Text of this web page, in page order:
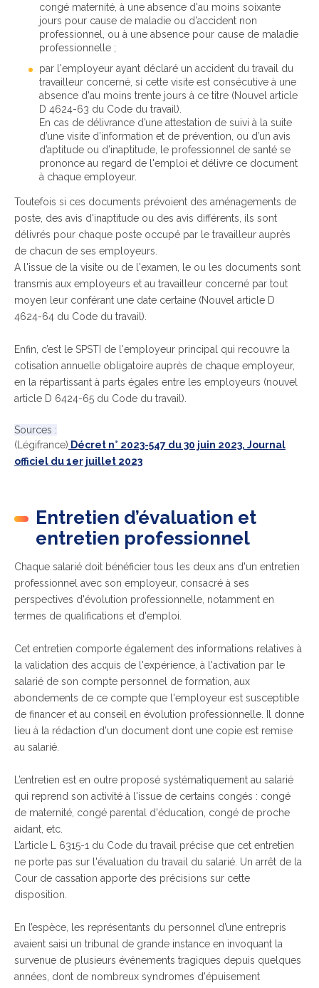
congé maternité, à une absence d'au moins soixante
jours pour cause de maladie ou d'accident non
professionnel, ou à une absence pour cause de maladie
professionnelle ;
par l'employeur ayant déclaré un accident du travail du
travailleur concerné, si cette visite est consécutive à une
absence d'au moins trente jours à ce titre (Nouvel article
D 4624-63 du Code du travail).
En cas de délivrance d’une attestation de suivi à la suite
d’une visite d’information et de prévention, ou d’un avis
d’aptitude ou d’inaptitude, le professionnel de santé se
prononce au regard de l'emploi et délivre ce document
à chaque employeur.
Toutefois si ces documents prévoient des aménagements de
poste, des avis d'inaptitude ou des avis différents, ils sont
délivrés pour chaque poste occupé par le travailleur auprès
de chacun de ses employeurs.
A l'issue de la visite ou de l'examen, le ou les documents sont
transmis aux employeurs et au travailleur concerné par tout
moyen leur conférant une date certaine (Nouvel article D
4624-64 du Code du travail).
Enfin, c’est le SPSTI de l'employeur principal qui recouvre la
cotisation annuelle obligatoire auprès de chaque employeur,
en la répartissant à parts égales entre les employeurs (nouvel
article D 6424-65 du Code du travail).
Sources :
(Légifrance) Décret n° 2023-547 du 30 juin 2023, Journal
officiel du 1er juillet 2023
Entretien d’évaluation et
entretien professionnel
Chaque salarié doit bénéficier tous les deux ans d'un entretien
professionnel avec son employeur, consacré à ses
perspectives d'évolution professionnelle, notamment en
termes de qualifications et d'emploi.
Cet entretien comporte également des informations relatives à
la validation des acquis de l'expérience, à l'activation par le
salarié de son compte personnel de formation, aux
abondements de ce compte que l'employeur est susceptible
de financer et au conseil en évolution professionnelle. Il donne
lieu à la rédaction d'un document dont une copie est remise
au salarié.
L’entretien est en outre proposé systématiquement au salarié
qui reprend son activité à l'issue de certains congés : congé
de maternité, congé parental d'éducation, congé de proche
aidant, etc.
L’article L 6315-1 du Code du travail précise que cet entretien
ne porte pas sur l'évaluation du travail du salarié. Un arrêt de la
Cour de cassation apporte des précisions sur cette
disposition.
En l’espèce, les représentants du personnel d’une entrepris
avaient saisi un tribunal de grande instance en invoquant la
survenue de plusieurs événements tragiques depuis quelques
années, dont de nombreux syndromes d'épuisement